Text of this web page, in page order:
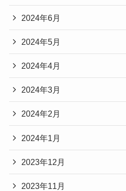
2024年6月
2024年5月
2024年4月
2024年3月
2024年2月
2024年1月
2023年12月
2023年11月